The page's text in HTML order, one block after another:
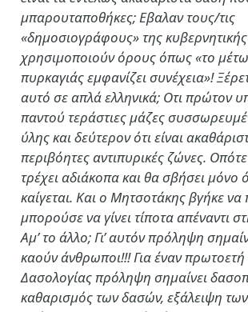
μπαρουταποθήκες; Εβαλαν τους/τις
«δημοσιογράφους» της
χρησιμοποιούν όρους όπως «το
πυρκαγιάς εμφανίζει συνέχεια»!
αυτό σε απλά ελληνικά; Οτι πρώτον
παντού τεράστιες μάζες
ύλης και δεύτερον ότι είναι
περιβόητες αντιπυρικές ζώνες.
τρέχει αδιάκοπα και θα σβήσει μόνο
καίγεται. Και ο Μητσοτάκης βγήκε να
μπορούσε να γίνει τίποτα απέναντι
Αμ’ το άλλο; Γι’ αυτόν πρόληψη
καούν άνθρωποι!!! Για έναν πρωτοετή
Δασολογίας πρόληψη σημαίνει
καθαρισμός των δασών, εξάλειψη